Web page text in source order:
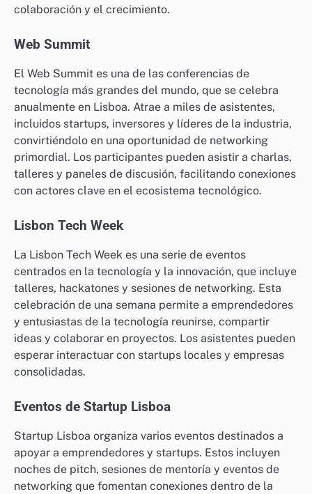
colaboración y el crecimiento.
Web Summit
El Web Summit es una de las conferencias de
tecnología más grandes del mundo, que se celebra
anualmente en Lisboa. Atrae a miles de asistentes,
incluidos startups, inversores y líderes de la industria,
convirtiéndolo en una oportunidad de networking
primordial. Los participantes pueden asistir a charlas,
talleres y paneles de discusión, facilitando conexiones
con actores clave en el ecosistema tecnológico.
Lisbon Tech Week
La Lisbon Tech Week es una serie de eventos
centrados en la tecnología y la innovación, que incluye
talleres, hackatones y sesiones de networking. Esta
celebración de una semana permite a emprendedores
y entusiastas de la tecnología reunirse, compartir
ideas y colaborar en proyectos. Los asistentes pueden
esperar interactuar con startups locales y empresas
consolidadas.
Eventos de Startup Lisboa
Startup Lisboa organiza varios eventos destinados a
apoyar a emprendedores y startups. Estos incluyen
noches de pitch, sesiones de mentoría y eventos de
networking que fomentan conexiones dentro de la